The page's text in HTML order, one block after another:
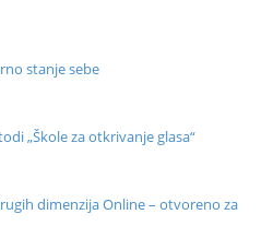
stanje sebe
„Škole za otkrivanje glasa“
dimenzija Online – otvoreno za